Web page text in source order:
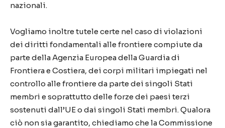
nazionali.
Vogliamo inoltre tutele certe nel caso di violazioni
dei diritti fondamentali alle frontiere compiute da
parte della Agenzia Europea della Guardia di
Frontiera e Costiera, dei corpi militari impiegati nel
controllo alle frontiere da parte dei singoli Stati
membri e soprattutto delle forze dei paesi terzi
sostenuti dall’UE o dai singoli Stati membri. Qualora
ciò non sia garantito, chiediamo che la Commissione